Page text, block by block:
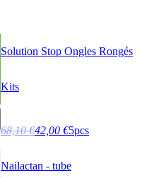
Solution Stop Ongles Rongés
Kits
68,10 €42,00 €5pcs
Nailactan - tube